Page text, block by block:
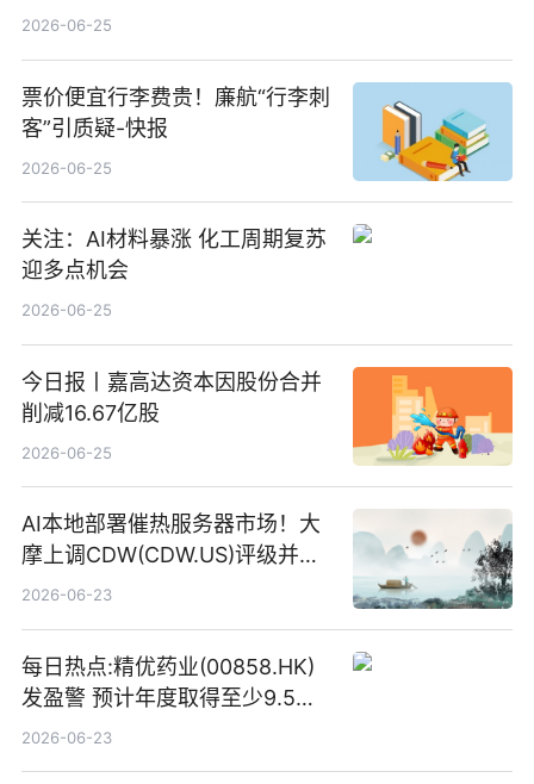
100%_新动态
2026-06-25
票价便宜行李费贵！廉航“行李刺
客”引质疑-快报
2026-06-25
关注：AI材料暴涨 化工周期复苏
迎多点机会
2026-06-25
今日报丨嘉高达资本因股份合并
削减16.67亿股
2026-06-25
AI本地部署催热服务器市场！大
摩上调CDW(CDW.US)评级并看
高IBM(IBM.US)戴尔(DELL.US)
2026-06-23
每日热点:精优药业(00858.HK)
发盈警 预计年度取得至少9.5亿
港元的亏损 同比盈转亏
2026-06-23